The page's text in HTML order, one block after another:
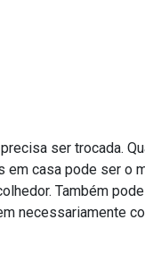
ser trocada.
casa pode ser o
Também
necessariamente